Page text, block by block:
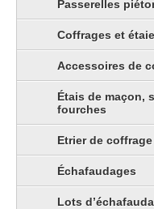
Passerelles
Coffrages et
Accessoires de
Étais de maçon,
fourches
Etrier de coffrage
Échafaudages
Lots